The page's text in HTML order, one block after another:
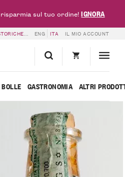
» ROMANO LEVI – ANNO 2004 –
ENG ITA IL MIO ACCOUNT
BOLLE GASTRONOMIA ALTRI
risparmia sul tuo ordine!IGNORA